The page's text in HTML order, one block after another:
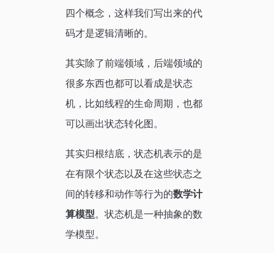
四个概念，这样我们写出来的代
码才是逻辑清晰的。
其实除了前端领域，后端领域的
很多东西也都可以看成是状态
机，比如线程的生命周期，也都
可以画出状态转化图。
其实归根结底，状态机表示的是
在有限个状态以及在这些状态之
间的转移和动作等行为的数学计
算模型。状态机是一种抽象的数
学模型。